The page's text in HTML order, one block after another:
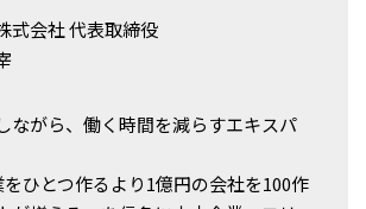
式会社 代表取締役
ながら、働く時間を減らすエキスパ
をひとつ作るより1億円の会社を100作